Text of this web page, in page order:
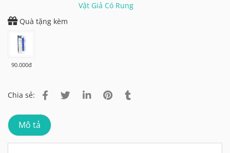
Vật Giả Có Rung
Quà tặng kèm
90.000đ
Chia sẻ:
Mô tả